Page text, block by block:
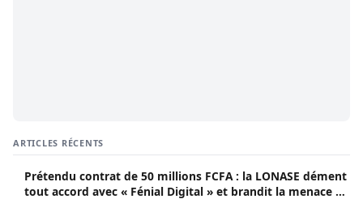
ARTICLES RÉCENTS
Prétendu contrat de 50 millions FCFA : la LONASE dément
tout accord avec « Fénial Digital » et brandit la menace de